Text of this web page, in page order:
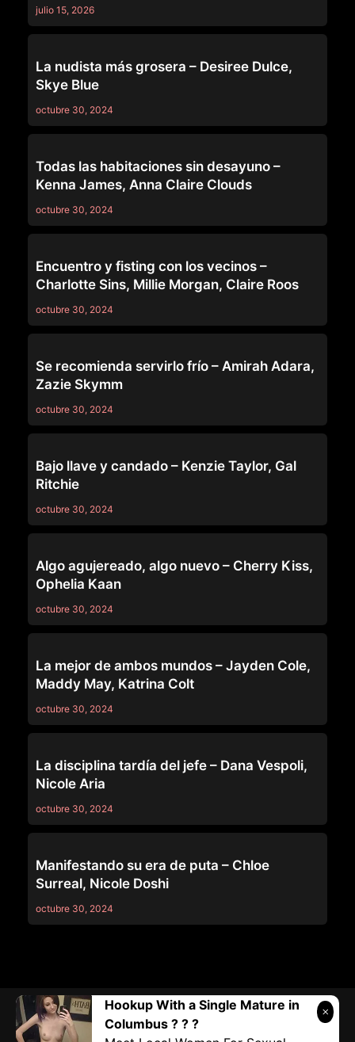
Hookup With a Single Mature in
Columbus ? ? ?
julio 15, 2026
La nudista más grosera – Desiree Dulce,
Skye Blue
octubre 30, 2024
Todas las habitaciones sin desayuno –
Kenna James, Anna Claire Clouds
octubre 30, 2024
Encuentro y fisting con los vecinos –
Charlotte Sins, Millie Morgan, Claire Roos
octubre 30, 2024
Se recomienda servirlo frío – Amirah Adara,
Zazie Skymm
octubre 30, 2024
Bajo llave y candado – Kenzie Taylor, Gal
Ritchie
octubre 30, 2024
Algo agujereado, algo nuevo – Cherry Kiss,
Ophelia Kaan
octubre 30, 2024
La mejor de ambos mundos – Jayden Cole,
Maddy May, Katrina Colt
octubre 30, 2024
La disciplina tardía del jefe – Dana Vespoli,
Nicole Aria
octubre 30, 2024
Manifestando su era de puta – Chloe
Surreal, Nicole Doshi
octubre 30, 2024
Telegram: @vicivi3• Twitter: @subcolombia1• Correo:
Submilf.com@gmail.com